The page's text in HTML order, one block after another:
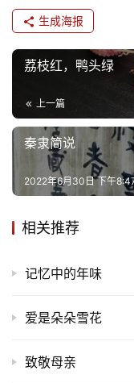
生
活
旅
儿
娱
登录
生成海报
荔枝红，鸭头绿
上一篇
秦隶简说
2022年6月30日 下午
相关推荐
记忆中的年味
爱是朵朵雪花
致敬母亲